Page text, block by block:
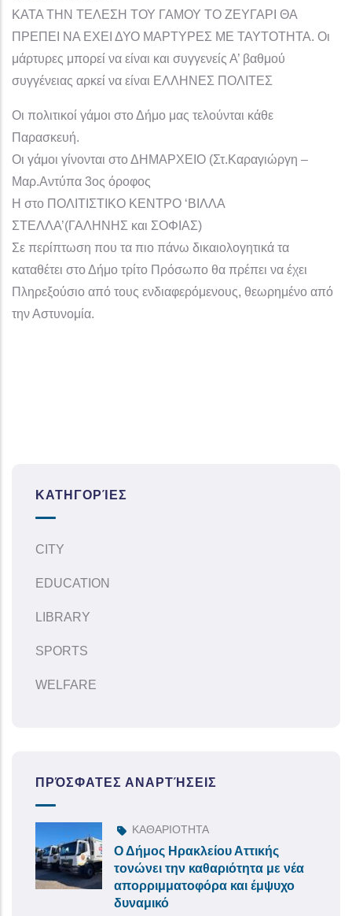
ΚΑΤΑ ΤΗΝ ΤΕΛΕΣΗ ΤΟΥ ΓΑΜΟΥ ΤΟ ΖΕΥΓΑΡΙ ΘΑ
ΠΡΕΠΕΙ ΝΑ ΕΧΕΙ ΔΥΟ ΜΑΡΤΥΡΕΣ ΜΕ ΤΑΥΤΟΤΗΤΑ. Οι
μάρτυρες μπορεί να είναι και συγγενείς Α’ βαθμού
συγγένειας αρκεί να είναι ΕΛΛΗΝΕΣ ΠΟΛΙΤΕΣ
Οι πολιτικοί γάμοι στο Δήμο μας τελούνται κάθε
Παρασκευή.
Οι γάμοι γίνονται στο ΔΗΜΑΡΧΕΙΟ (Στ.Καραγιώργη –
Μαρ.Αντύπα 3ος όροφος
Η στο ΠΟΛΙΤΙΣΤΙΚΟ ΚΕΝΤΡΟ ‘ΒΙΛΛΑ
ΣΤΕΛΛΑ’(ΓΑΛΗΝΗΣ και ΣΟΦΙΑΣ)
Σε περίπτωση που τα πιο πάνω δικαιολογητικά τα
καταθέτει στο Δήμο τρίτο Πρόσωπο θα πρέπει να έχει
Πληρεξούσιο από τους ενδιαφερόμενους, θεωρημένο από
την Αστυνομία.
ΚΑΤΗΓΟΡΊΕΣ
CITY
EDUCATION
LIBRARY
SPORTS
WELFARE
ΠΡΌΣΦΑΤΕΣ ΑΝΑΡΤΉΣΕΙΣ
ΚΑΘΑΡΙΟΤΗΤΑ
Ο Δήμος Ηρακλείου Αττικής
τονώνει την καθαριότητα με νέα
απορριμματοφόρα και έμψυχο
δυναμικό